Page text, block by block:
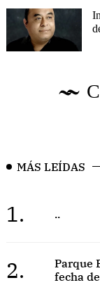
MÁS LEÍDAS
1. ..
2.
Parque
fecha